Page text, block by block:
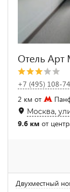
Отель Арт
+7 (495) 108-
2 км от
Москва,
9.6 км от
Двухместный